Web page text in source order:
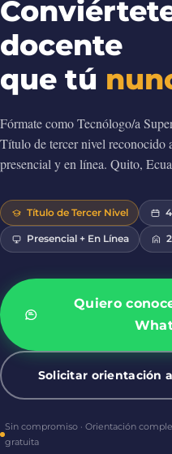
docente
que tú
Fórmate como Tecnólogo/a
Título de tercer nivel reconocido
presencial y en línea. Quito,
Título de Tercer Nivel
Presencial + En Línea
Quiero
Solicitar orientación
Sin compromiso · Orientación
gratuita